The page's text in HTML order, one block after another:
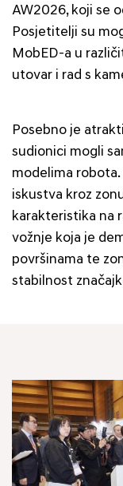
AW2026, koji se
Posjetitelji su
MobED-a u
utovar i rad s
Posebno je
sudionici mogli
modelima
iskustva kroz
karakteristika na
vožnje koja je
površinama te
stabilnost